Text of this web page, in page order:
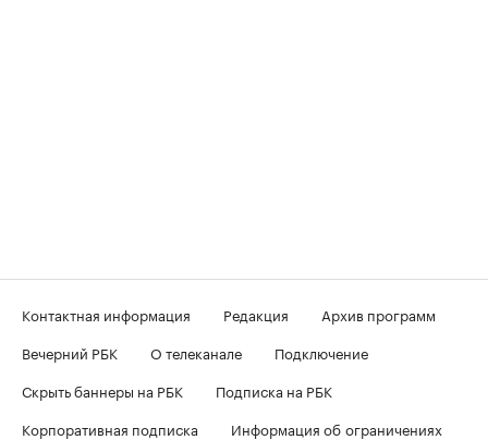
Контактная информация Редакция
Архив программ
Вечерний РБК
О телеканале
Подключение
Скрыть баннеры на РБК
Подписка на РБК
Корпоративная подписка
Информация об ограничениях